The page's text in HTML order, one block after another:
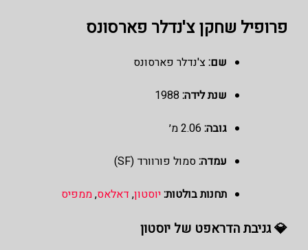
פרופיל שחקן צ'נדלר פארסונס
שם:צ'נדלר פארסונס
שנת לידה:
גובה:
עמדה:סמול פורוורד (SF)
תחנות בולטות:יוסטון, דאלאס,ממפיס
💎 גניבת הדראפט של יוסטון